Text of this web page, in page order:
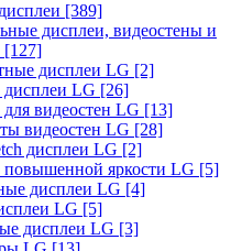
[389]
дисплеи, видеостены и
[127]
дисплеи LG [2]
LG [26]
видеостен LG [13]
видеостен LG [28]
дисплеи LG [2]
повышенной яркости LG [5]
дисплеи LG [4]
LG [5]
дисплеи LG [3]